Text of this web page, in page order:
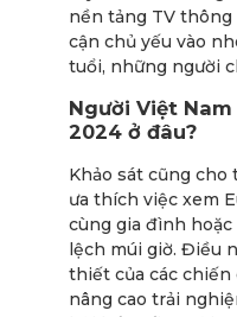
nền tảng TV
cận chủ yếu vào
tuổi, những người
Người Việt
2024 ở đâu?
Khảo sát cũng cho
ưa thích việc xem
cùng gia đình
lệch múi giờ. Điều
thiết của các chiến
nâng cao trải